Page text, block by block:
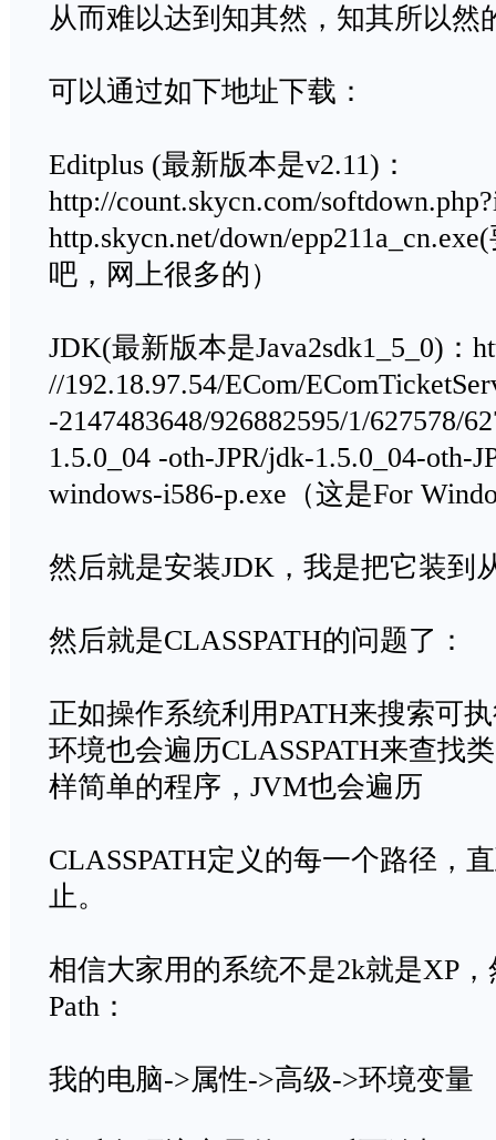
从而难以达到知其然，知其所以然
可以通过如下地址下载：
Editplus (最新版本是v2.11)：
http://count.skycn.com/
http.skycn.net/down/
吧，网上很多的）
JDK(最新版本是Java2sdk1_5_0)：
//192.18.97.54/ECom/
-2147483648/926882595/1/627578/
1.5.0_04 -oth-JPR/jdk-1.5.0_04-oth-
windows-i586-p.exe（这是For
然后就是安装JDK，我是把它装到
然后就是CLASSPATH的问题了：
正如操作系统利用PATH来搜索可
环境也会遍历CLASSPATH来查找
样简单的程序，JVM也会遍历
CLASSPATH定义的每一个路径，
止。
相信大家用的系统不是2k就是XP
Path：
我的电脑->属性->高级->环境变量